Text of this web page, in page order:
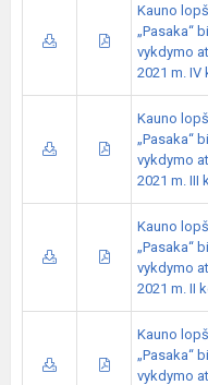
Kauno
„Pasaka“
vykdymo
2021 m. IV
Kauno
„Pasaka“
vykdymo
2021 m. III
Kauno
„Pasaka“
vykdymo
2021 m. II
Kauno
„Pasaka“
vykdymo